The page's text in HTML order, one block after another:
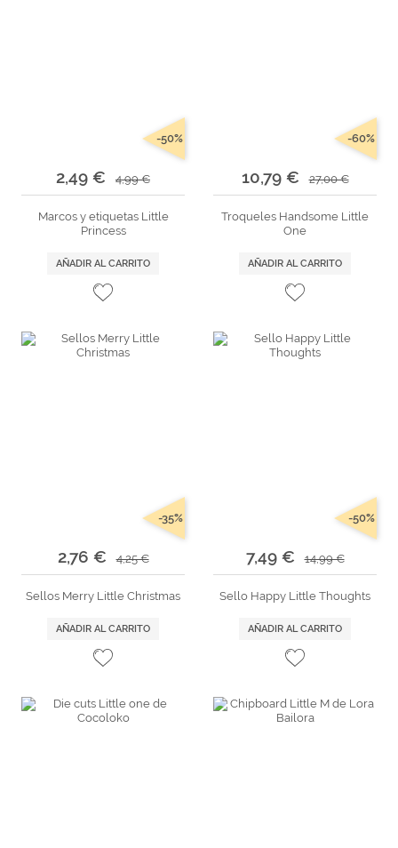
2,49 € 4,99 €
-50%
Marcos y etiquetas Little
Princess
AÑADIR AL CARRITO
10,79 € 27,00 €
-60%
Troqueles Handsome Little
One
AÑADIR AL CARRITO
2,76 € 4,25 €
-35%
Sellos Merry Little Christmas
AÑADIR AL CARRITO
7,49 € 14,99 €
-50%
Sello Happy Little Thoughts
AÑADIR AL CARRITO